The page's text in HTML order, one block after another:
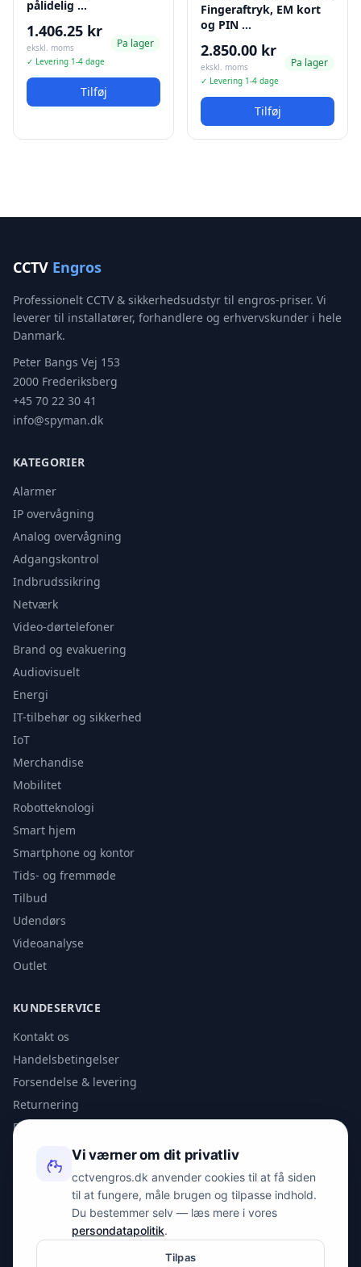
pålidelig …
1.406.25 kr
ekskl. moms
✓ Levering 1-4 dage
Pa lager
Tilføj
Fingeraftryk, EM kort
og PIN …
2.850.00 kr
ekskl. moms
✓ Levering 1-4 dage
Pa lager
Tilføj
CCTV Engros
Professionelt CCTV & sikkerhedsudstyr til engros-priser. Vi
leverer til installatører, forhandlere og erhvervskunder i hele
Danmark.
Peter Bangs Vej 153
2000 Frederiksberg
+45 70 22 30 41
info@spyman.dk
KATEGORIER
Alarmer
IP overvågning
Analog overvågning
Adgangskontrol
Indbrudssikring
Netværk
Video-dørtelefoner
Brand og evakuering
Audiovisuelt
Energi
IT-tilbehør og sikkerhed
IoT
Merchandise
Mobilitet
Robotteknologi
Smart hjem
Smartphone og kontor
Tids- og fremmøde
Tilbud
Udendørs
Videoanalyse
Outlet
KUNDESERVICE
Kontakt os
Handelsbetingelser
Forsendelse & levering
Returnering
Privatlivspolitik
KONTAKT
info@spyman.dk
Peter Bangs Vej 153, 2000 Frederiksberg
Vi værner om dit privatliv
cctvengros.dk anvender cookies til at få siden
til at fungere, måle brugen og tilpasse indhold.
Du bestemmer selv — læs mere i vores
persondatapolitik.
Tilpas